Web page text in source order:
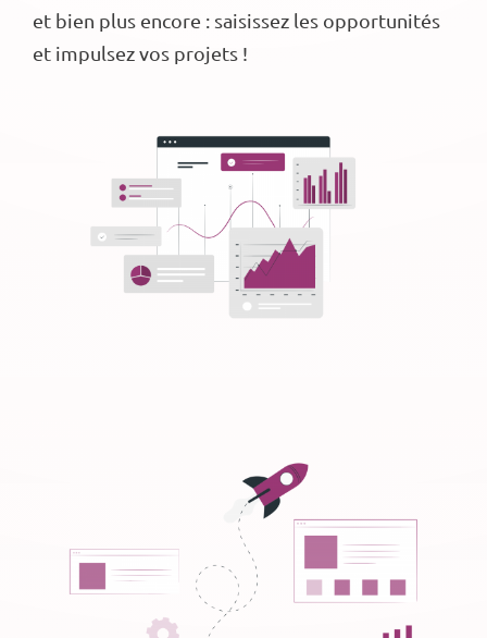
et bien plus encore : saisissez les opportunités
et impulsez vos projets !